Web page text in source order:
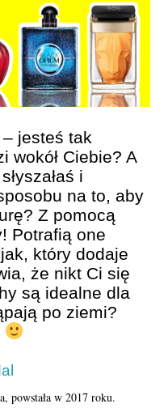
jesteś tak
wokół Ciebie? A
i
na to, aby
Z pomocą
Potrafią one
który dodaje
że nikt Ci się
są idealne dla
po ziemi?
powstała w 2017 roku.